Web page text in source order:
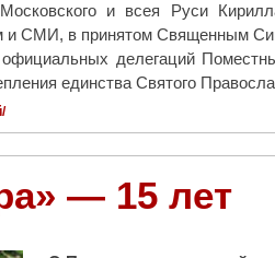
Московского и всея Руси
СМИ, в принятом Священным
делегаций
единства Святого
— 15 лет